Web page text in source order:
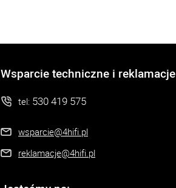
Wsparcie techniczne i reklamacje
tel: 530 419 575
wsparcie@4hifi.pl
reklamacje@4hifi.pl